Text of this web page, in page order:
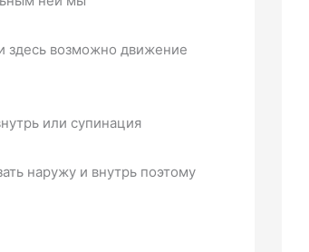
здесь возможно движение
или супинация
наружу и внутрь поэтому